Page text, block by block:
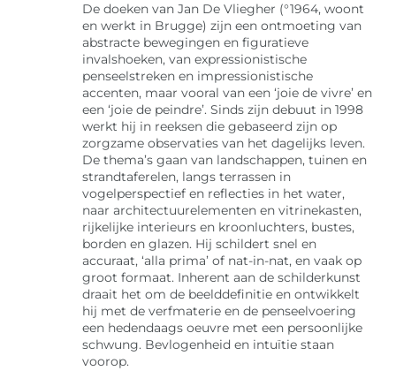
De doeken van Jan De Vliegher (°1964, woont
en werkt in Brugge) zijn een ontmoeting van
abstracte bewegingen en figuratieve
invalshoeken, van expressionistische
penseelstreken en impressionistische
accenten, maar vooral van een ‘joie de vivre’ en
een ‘joie de peindre’. Sinds zijn debuut in 1998
werkt hij in reeksen die gebaseerd zijn op
zorgzame observaties van het dagelijks leven.
De thema’s gaan van landschappen, tuinen en
strandtaferelen, langs terrassen in
vogelperspectief en reflecties in het water,
naar architectuurelementen en vitrinekasten,
rijkelijke interieurs en kroonluchters, bustes,
borden en glazen. Hij schildert snel en
accuraat, ‘alla prima’ of nat-in-nat, en vaak op
groot formaat. Inherent aan de schilderkunst
draait het om de beelddefinitie en ontwikkelt
hij met de verfmaterie en de penseelvoering
een hedendaags oeuvre met een persoonlijke
schwung. Bevlogenheid en intuïtie staan
voorop.